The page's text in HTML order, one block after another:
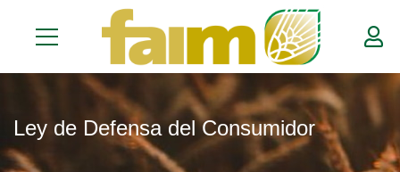
Ley de Defensa del Consumidor